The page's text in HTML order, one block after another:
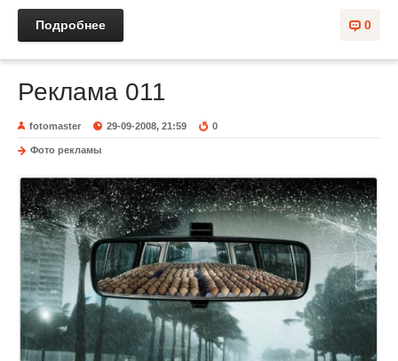
0
Подробнее
Реклама 011
fotomaster 29-09-2008, 21:59 0
Фото рекламы